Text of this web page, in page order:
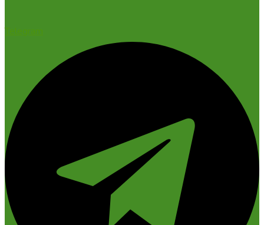
Telegram